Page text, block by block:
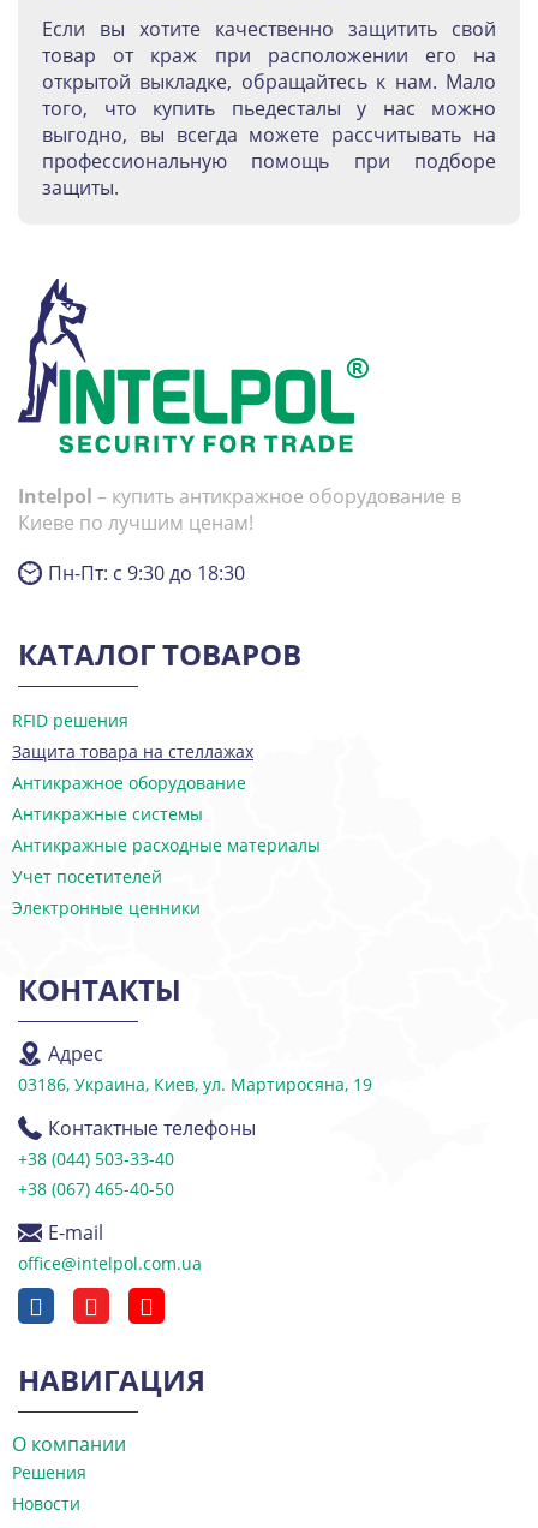
Если вы хотите качественно защитить свой
товар от краж при расположении его на
открытой выкладке, обращайтесь к нам. Мало
того, что купить пьедесталы у нас можно
выгодно, вы всегда можете рассчитывать на
профессиональную помощь при подборе
защиты.
Intelpol – купить антикражное оборудование в
Киеве по лучшим ценам!
Пн-Пт: с 9:30 до 18:30
КАТАЛОГ ТОВАРОВ
RFID решения
Защита товара на стеллажах
Антикражное оборудование
Антикражные системы
Антикражные расходные материалы
Учет посетителей
Электронные ценники
КОНТАКТЫ
Адрес
03186, Украина, Киев, ул. Мартиросяна, 19
Контактные телефоны
+38 (044) 503-33-40
+38 (067) 465-40-50
E-mail
office@intelpol.com.ua
НАВИГАЦИЯ
О компании
Решения
Новости